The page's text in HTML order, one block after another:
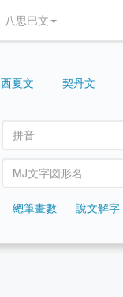
八思巴文
西夏文 契丹文
總筆畫數 說文解字